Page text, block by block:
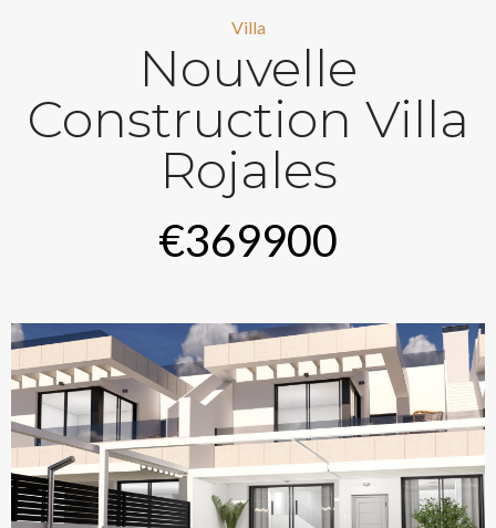
Villa
Nouvelle
Construction Villa
Rojales
€369900